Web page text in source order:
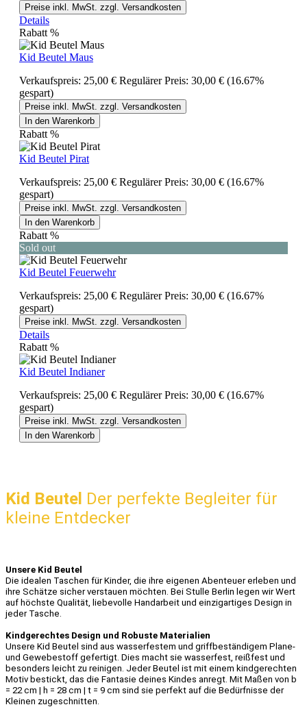
Preise inkl. MwSt. zzgl. Versandkosten
Details
Rabatt %
Kid Beutel Maus
Verkaufspreis: 25,00 € Regulärer Preis: 30,00 € (16.67%
gespart)
Preise inkl. MwSt. zzgl. Versandkosten
In den Warenkorb
Rabatt %
Kid Beutel Pirat
Verkaufspreis: 25,00 € Regulärer Preis: 30,00 € (16.67%
gespart)
Preise inkl. MwSt. zzgl. Versandkosten
In den Warenkorb
Rabatt %
Sold out
Kid Beutel Feuerwehr
Verkaufspreis: 25,00 € Regulärer Preis: 30,00 € (16.67%
gespart)
Preise inkl. MwSt. zzgl. Versandkosten
Details
Rabatt %
Kid Beutel Indianer
Verkaufspreis: 25,00 € Regulärer Preis: 30,00 € (16.67%
gespart)
Preise inkl. MwSt. zzgl. Versandkosten
In den Warenkorb
Kid Beutel Der perfekte Begleiter für
kleine Entdecker
Unsere Kid Beutel
Die idealen Taschen für Kinder, die ihre eigenen Abenteuer erleben und
ihre Schätze sicher verstauen möchten. Bei Stulle Berlin legen wir Wert
auf höchste Qualität, liebevolle Handarbeit und einzigartiges Design in
jeder Tasche.
Kindgerechtes Design und Robuste Materialien
Unsere Kid Beutel sind aus wasserfestem und griffbeständigem Plane-
und Gewebestoff gefertigt. Dies macht sie wasserfest, reißfest und
besonders leicht zu reinigen. Jeder Beutel ist mit einem kindgerechten
Motiv bestickt, das die Fantasie deines Kindes anregt. Mit Maßen von b
= 22 cm | h = 28 cm | t = 9 cm sind sie perfekt auf die Bedürfnisse der
Kleinen zugeschnitten.